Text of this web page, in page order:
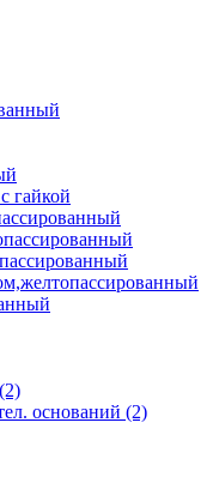
гайкой
(2)
оснований (2)